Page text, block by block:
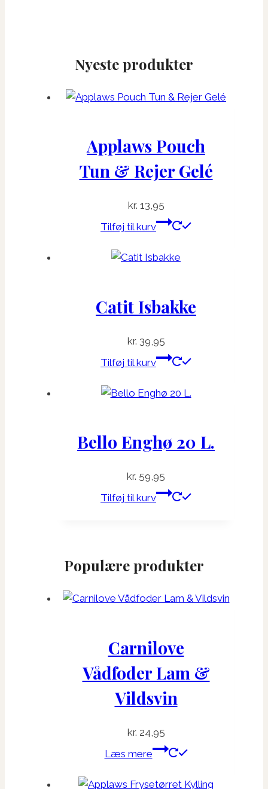
Nyeste produkter
Applaws Pouch
Tun & Rejer Gelé
kr. 13,95
Tilføj til kurv
Catit Isbakke
kr. 39,95
Tilføj til kurv
Bello Enghø 20 L.
kr. 59,95
Tilføj til kurv
Populære produkter
Carnilove
Vådfoder Lam &
Vildsvin
kr. 24,95
Læs mere